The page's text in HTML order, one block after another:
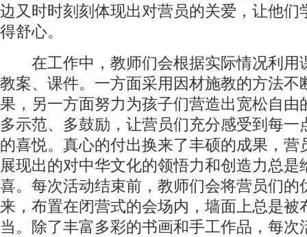
边又时时刻刻体现出对营员的关爱，让他们
得舒心。
在工作中，教师们会根据实际情况利用
教案、课件。一方面采用因材施教的方法不
果，另一方面努力为孩子们营造出宽松自由
多示范、多鼓励，让营员们充分感受到每一
的喜悦。真心的付出换来了丰硕的成果，营
展现出的对中华文化的领悟力和创造力总是
喜。每次活动结束前，教师们会将营员们的
来，布置在闭营式的会场内，墙面上总是被
当。除了丰富多彩的书画和手工作品，每次